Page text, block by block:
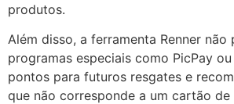
produtos.
Além disso, a ferramenta Renner
programas especiais como PicPay
pontos para futuros resgates e
que não corresponde a um cartão